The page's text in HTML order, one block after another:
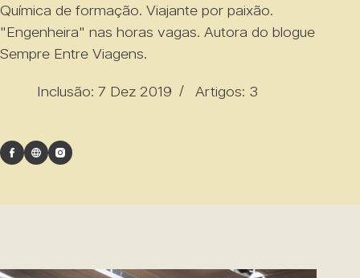
Química de formação. Viajante por paixão.
"Engenheira" nas horas vagas. Autora do blogue
Sempre Entre Viagens.
Inclusão: 7 Dez 2019 Artigos: 3